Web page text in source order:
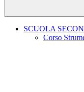
SCUOLA
Corso